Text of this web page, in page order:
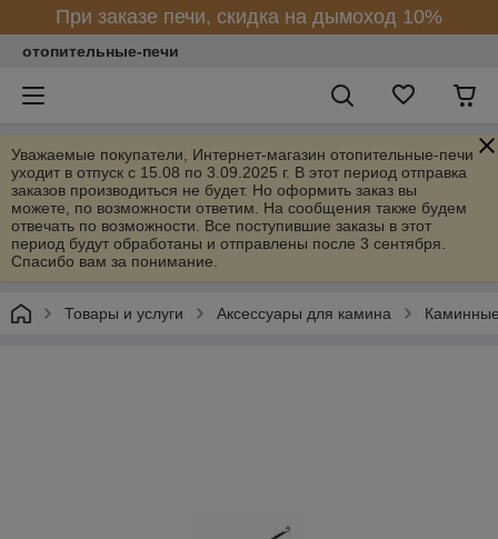
При заказе печи, скидка на дымоход 10%
отопительные-печи
Уважаемые покупатели, Интернет-магазин отопительные-печи
уходит в отпуск с 15.08 по 3.09.2025 г. В этот период отправка
заказов производиться не будет. Но оформить заказ вы
можете, по возможности ответим. На сообщения также будем
отвечать по возможности. Все поступившие заказы в этот
период будут обработаны и отправлены после 3 сентября.
Спасибо вам за понимание.
Товары и услуги Аксессуары для камина